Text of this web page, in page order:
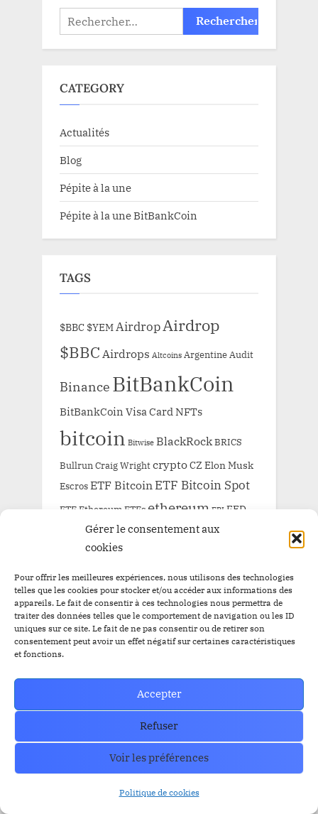
Gérer le consentement aux
cookies
Pour offrir les meilleures expériences, nous utilisons des technologies
telles que les cookies pour stocker et/ou accéder aux informations des
appareils. Le fait de consentir à ces technologies nous permettra de
traiter des données telles que le comportement de navigation ou les ID
uniques sur ce site. Le fait de ne pas consentir ou de retirer son
consentement peut avoir un effet négatif sur certaines caractéristiques
et fonctions.
Accepter
Refuser
Voir les préférences
Politique de cookies
Rechercher :
CATEGORY
Actualités
Blog
Pépite à la une
Pépite à la une BitBankCoin
TAGS
$BBC $YEMAirdropAirdrop
$BBCAirdrops Altcoins ArgentineAudit
Binance BitBankCoin
BitBankCoin Visa Card NFTs
bitcoin Bitwise BlackRockBRICS
BullrunCraig WrightcryptoCZ Elon Musk
EscrosETF Bitcoin ETF Bitcoin Spot
ETF Ethereum ETFsethereum FBI FED
GRAYSCALEIEOl'orListing Loanex
Mises à jour Presale
Prévente BitBankCoin Russie
SEC SolanaStakingTether tronXRP
ARCHIVE
How can we help you?